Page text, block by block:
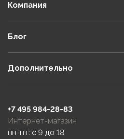
Компания
Блог
Дополнительно
+7 495 984-28-83
Интернет-магазин
пн-пт: c 9 до 18